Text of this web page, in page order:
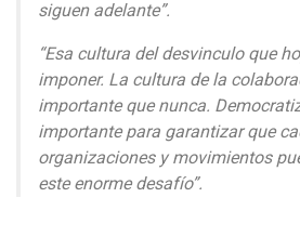
siguen adelante”.
“Esa cultura del desvinculo que
imponer. La cultura de la
importante que nunca.
importante para garantizar que
organizaciones y movimientos
este enorme desafío”.